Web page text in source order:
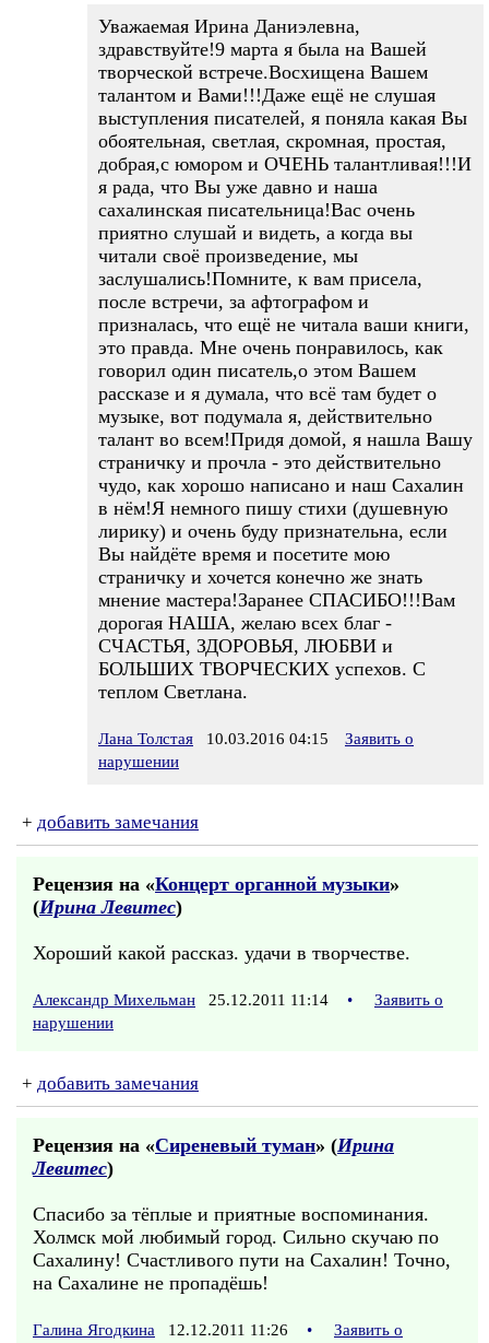
Уважаемая Ирина Даниэлевна,
здравствуйте!9 марта я была на Вашей
творческой встрече.Восхищена Вашем
талантом и Вами!!!Даже ещё не слушая
выступления писателей, я поняла какая Вы
обоятельная, светлая, скромная, простая,
добрая,с юмором и ОЧЕНЬ талантливая!!!И
я рада, что Вы уже давно и наша
сахалинская писательница!Вас очень
приятно слушай и видеть, а когда вы
читали своё произведение, мы
заслушались!Помните, к вам присела,
после встречи, за афтографом и
призналась, что ещё не читала ваши книги,
это правда. Мне очень понравилось, как
говорил один писатель,о этом Вашем
рассказе и я думала, что всё там будет о
музыке, вот подумала я, действительно
талант во всем!Придя домой, я нашла Вашу
страничку и прочла - это действительно
чудо, как хорошо написано и наш Сахалин
в нём!Я немного пишу стихи (душевную
лирику) и очень буду признательна, если
Вы найдёте время и посетите мою
страничку и хочется конечно же знать
мнение мастера!Заранее СПАСИБО!!!Вам
дорогая НАША, желаю всех благ -
СЧАСТЬЯ, ЗДОРОВЬЯ, ЛЮБВИ и
БОЛЬШИХ ТВОРЧЕСКИХ успехов. С
теплом Светлана.
Лана Толстая 10.03.2016 04:15
Заявить о
нарушении
+ добавить замечания
Рецензия на «Концерт органной музыки»
(Ирина Левитес)
Хороший какой рассказ. удачи в творчестве.
Александр Михельман 25.12.2011 11:14 •
Заявить о
нарушении
+ добавить замечания
Рецензия на «Сиреневый туман» (Ирина
Левитес)
Спасибо за тёплые и приятные воспоминания.
Холмск мой любимый город. Сильно скучаю по
Сахалину! Счастливого пути на Сахалин! Точно,
на Сахалине не пропадёшь!
Галина Ягодкина 12.12.2011 11:26 •
Заявить о